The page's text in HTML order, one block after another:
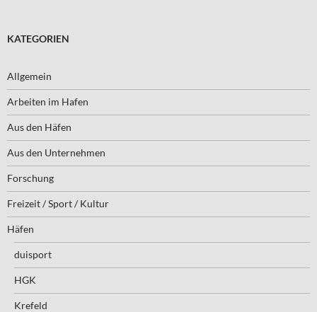
KATEGORIEN
Allgemein
Arbeiten im Hafen
Aus den Häfen
Aus den Unternehmen
Forschung
Freizeit / Sport / Kultur
Häfen
duisport
HGK
Krefeld